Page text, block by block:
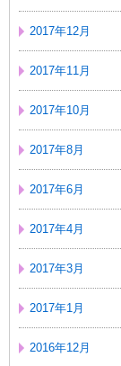
2017年12月
2017年11月
2017年10月
2017年8月
2017年6月
2017年4月
2017年3月
2017年1月
2016年12月